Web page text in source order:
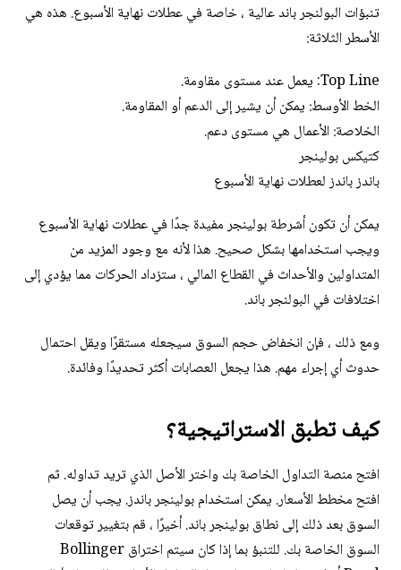
تنبؤات البولنجر باند عالية ، خاصة في عطلات نهاية الأسبوع. هذه هي
الأسطر الثلاثة:
Top Line: يعمل عند مستوى مقاومة.
الخط الأوسط: يمكن أن يشير إلى الدعم أو المقاومة.
الخلاصة: الأعمال هي مستوى دعم.
كتيكس بولينجر
باندز باندز لعطلات نهاية الأسبوع
يمكن أن تكون أشرطة بولينجر مفيدة جدًا في عطلات نهاية الأسبوع
ويجب استخدامها بشكل صحيح. هذا لأنه مع وجود المزيد من
المتداولين والأحداث في القطاع المالي ، ستزداد الحركات مما يؤدي إلى
اختلافات في البولنجر باند.
ومع ذلك ، فإن انخفاض حجم السوق سيجعله مستقرًا ويقل احتمال
حدوث أي إجراء مهم. هذا يجعل العصابات أكثر تحديدًا وفائدة.
كيف تطبق الاستراتيجية؟
افتح منصة التداول الخاصة بك واختر الأصل الذي تريد تداوله. ثم
افتح مخطط الأسعار. يمكن استخدام بولينجر باندز. يجب أن يصل
السوق بعد ذلك إلى نطاق بولينجر باند. أخيرًا ، قم بتغيير توقعات
السوق الخاصة بك. للتنبؤ بما إذا كان سيتم اختراق Bollinger